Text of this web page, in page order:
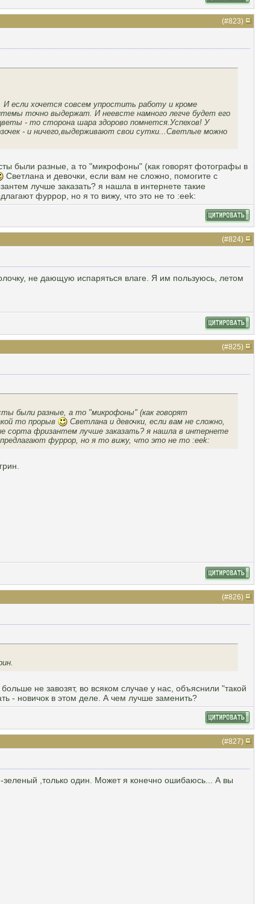
(#823)
если хочется совсем упростить работу и кроме
точно выдержат. И неевсте намного легче будет его
- то сторона шара здорово помнется.Успехов! У
- и ничего,выдерживают свои сутки...Светлые можно
были разные, а то "микрофоны" (как говорят фотографы в
Светлана и девочки, если вам не сложно, помогите с
лучше заказать? я нашла в интернете такие
фуррор, но я то вижу, что это не то :eek:
(#824)
не дающую испаряться влаге. Я им пользуюсь, летом
(#825)
были разные, а то "микрофоны" (как говорят
то прорыв
Светлана и девочки, если вам не сложно,
сорта фризантем лучше заказать? я нашла в интернете
фуррор, но я то вижу, что это не то :eek:
(#826)
не завозят, во всяком случае у нас, объяснили "такой
- новичок в этом деле. А чем лучше заменить?
(#827)
-зеленый ,только один. Может я конечно ошибаюсь... А вы